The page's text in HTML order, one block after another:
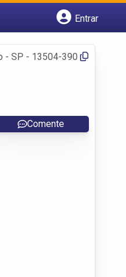
Entrar
- SP - 13504-390
Comente